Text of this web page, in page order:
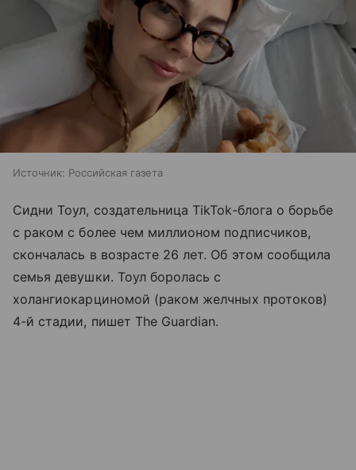
Источник: Российская газета
Сидни Тоул, создательница TikTok-блога о борьбе
с раком с более чем миллионом подписчиков,
скончалась в возрасте 26 лет. Об этом сообщила
семья девушки. Тоул боролась с
холангиокарциномой (раком желчных протоков)
4-й стадии, пишет The Guardian.